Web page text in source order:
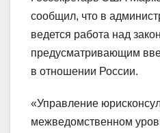
сообщил, что в
ведется работа над
предусматривающим
в отношении России.
«Управление
межведомственном